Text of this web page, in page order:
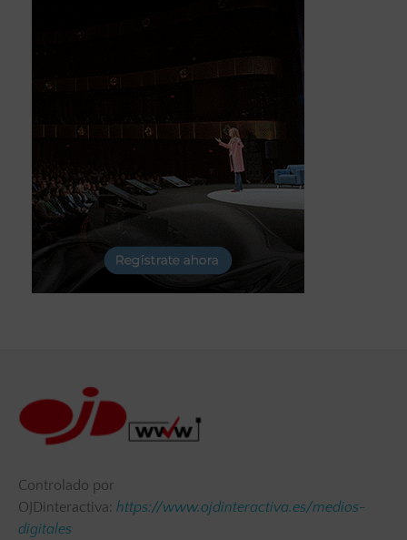
Controlado por
OJDinteractiva: https://www.ojdinteractiva.es/medios-
digitales